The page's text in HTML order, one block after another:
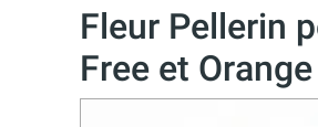
Fleur Pellerin
Free et